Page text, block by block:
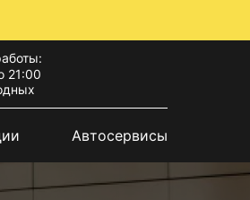
21:00
Автосервисы